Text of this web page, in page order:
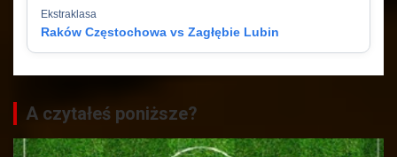
Ekstraklasa
Raków Częstochowa vs Zagłębie Lubin
A czytałeś poniższe?